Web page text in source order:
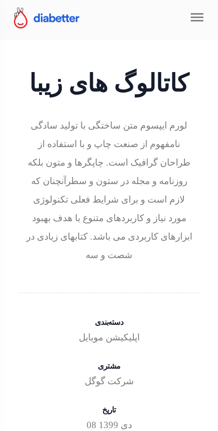
کاتالوگ های زیبا
لورم ایپسوم متن ساختگی با تولید سادگی
نامفهوم از صنعت چاپ و با استفاده از
طراحان گرافیک است. چاپگرها و متون بلکه
روزنامه و مجله در ستون و سطرآنچنان که
لازم است و برای شرایط فعلی تکنولوژی
مورد نیاز و کاربردهای متنوع با هدف بهبود
ابزارهای کاربردی می باشد. کتابهای زیادی در
شصت و سه
دسته‌بندی
اپلیکیشن موبایل
مشتری
شرکت گوگل
تاریخ
08 دی 1399